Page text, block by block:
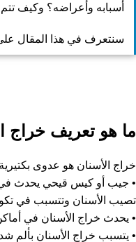
أسبابه وأعراضه؟ وكيف
سنتعرف في هذا المقال
ما هو تعريف خراج
خراج الأسنان هو عدوى
• جيب أو كيس قيحي يحدث في
تصيب الأسنان وتتسبب في
• يحدث خراج الأسنان في
• يتسبب خراج الأسنان بألم